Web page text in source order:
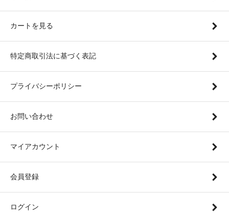
カートを見る
特定商取引法に基づく表記
プライバシーポリシー
お問い合わせ
マイアカウント
会員登録
ログイン